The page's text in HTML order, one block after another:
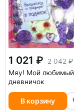
1 021
2 042
Мяу! Мой любимый
дневничок
В корзину